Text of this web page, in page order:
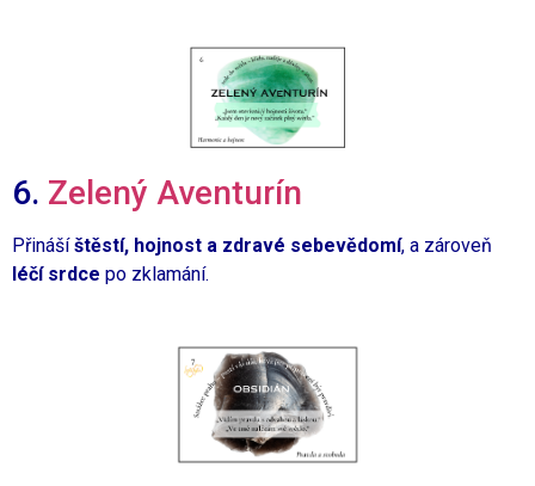
6. Zelený Aventurín
Přinášíštěstí, hojnost a zdravé sebevědomí, a zároveň
léčí srdce po zklamání.